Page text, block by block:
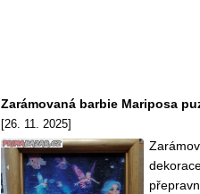
Zarámovaná barbie Mariposa
[26. 11. 2025]